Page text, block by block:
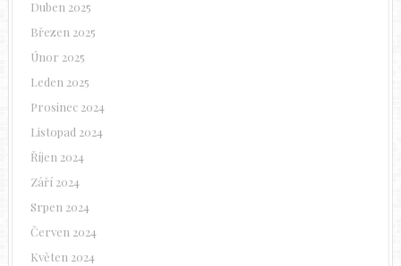
Duben 2025
Březen 2025
Únor 2025
Leden 2025
Prosinec 2024
Listopad 2024
Říjen 2024
Září 2024
Srpen 2024
Červen 2024
Květen 2024